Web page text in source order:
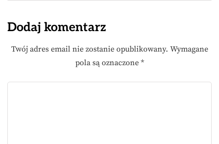
Dodaj komentarz
Twój adres email nie zostanie opublikowany. Wymagane
pola są oznaczone *